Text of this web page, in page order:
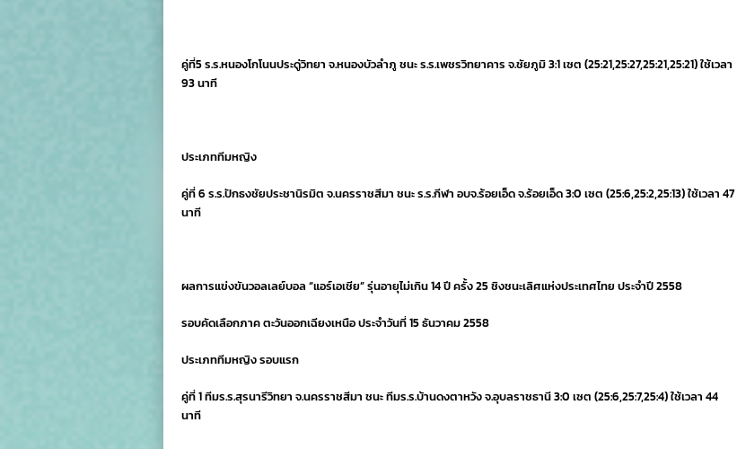
คู่ที่5 ร.ร.หนองโกโนนประดู่วิทยา จ.หนองบัวลำภู ชนะ ร.ร.เพชรวิทยาคาร จ.ชัยภูมิ 3:1 เซต (25:21,25:27,25:21,25:21) ใช้เวลา
93 นาที
ประเภททีมหญิง
คู่ที่ 6 ร.ร.ปักธงชัยประชานิรมิต จ.นครราชสีมา ชนะ ร.ร.กีฬา อบจ.ร้อยเอ็ด จ.ร้อยเอ็ด 3:0 เซต (25:6,25:2,25:13) ใช้เวลา 47
นาที
ผลการแข่งขันวอลเลย์บอล “แอร์เอเชีย” รุ่นอายุไม่เกิน 14 ปี ครั้ง 25 ชิงชนะเลิศแห่งประเทศไทย ประจำปี 2558
รอบคัดเลือกภาค ตะวันออกเฉียงเหนือ ประจำวันที่ 15 ธันวาคม 2558
ประเภททีมหญิง รอบแรก
คู่ที่ 1 ทีมร.ร.สุรนารีวิทยา จ.นครราชสีมา ชนะ ทีมร.ร.บ้านดงตาหวัง จ.อุบลราชธานี 3:0 เซต (25:6,25:7,25:4) ใช้เวลา 44
นาที